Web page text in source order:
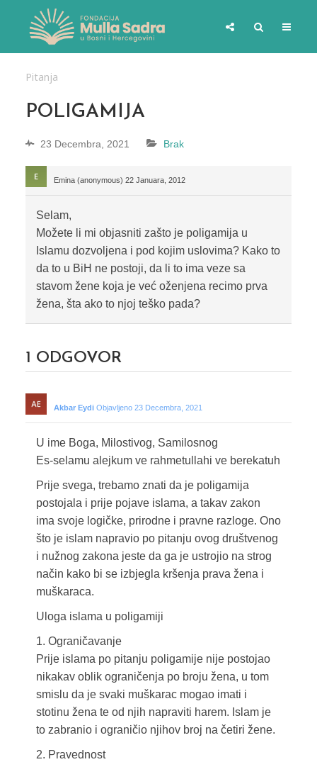
Pitanja
POLIGAMIJA
23 Decembra, 2021 Brak
Emina (anonymous) 22 Januara, 2012
Selam,
Možete li mi objasniti zašto je poligamija u
Islamu dozvoljena i pod kojim uslovima? Kako to
da to u BiH ne postoji, da li to ima veze sa
stavom žene koja je već oženjena recimo prva
žena, šta ako to njoj teško pada?
1 ODGOVOR
Akbar Eydi Objavljeno 23 Decembra, 2021
U ime Boga, Milostivog, Samilosnog
Es-selamu alejkum ve rahmetullahi ve berekatuh
Prije svega, trebamo znati da je poligamija
postojala i prije pojave islama, a takav zakon
ima svoje logičke, prirodne i pravne razloge. Ono
što je islam napravio po pitanju ovog društvenog
i nužnog zakona jeste da ga je ustrojio na strog
način kako bi se izbjegla kršenja prava žena i
muškaraca.
Uloga islama u poligamiji
1. Ograničavanje
Prije islama po pitanju poligamije nije postojao
nikakav oblik ograničenja po broju žena, u tom
smislu da je svaki muškarac mogao imati i
stotinu žena te od njih napraviti harem. Islam je
to zabranio i ograničio njihov broj na četiri žene.
2. Pravednost